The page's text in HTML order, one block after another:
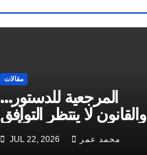
مقالات
المرجعية للدستور…
والقانون لا ينتظر التوافق
من أحد
JUL 22, 2026 محمد عمر